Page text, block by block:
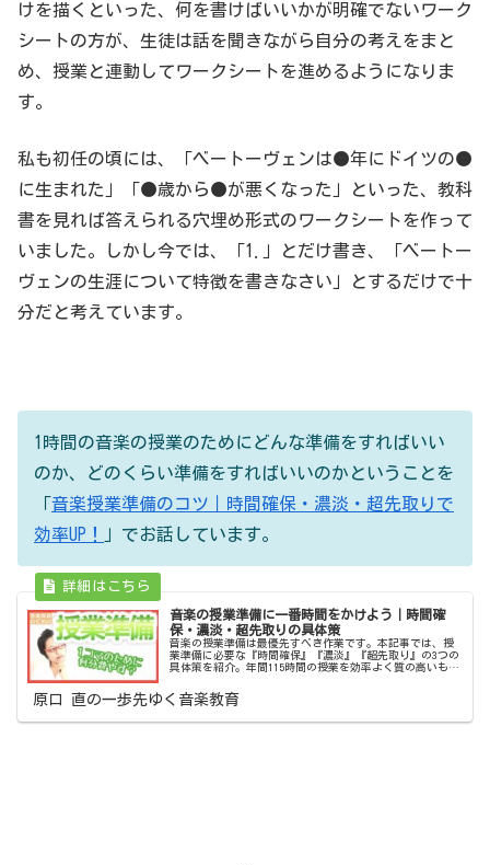
けを描くといった、何を書けばいいかが明確でないワーク
シートの方が、生徒は話を聞きながら自分の考えをまと
め、授業と連動してワークシートを進めるようになりま
す。
私も初任の頃には、「ベートーヴェンは●年にドイツの●
に生まれた」「●歳から●が悪くなった」といった、教科
書を見れば答えられる穴埋め形式のワークシートを作って
いました。しかし今では、「1.」とだけ書き、「ベートー
ヴェンの生涯について特徴を書きなさい」とするだけで十
分だと考えています。
1時間の音楽の授業のためにどんな準備をすればいい
のか、どのくらい準備をすればいいのかということを
「音楽授業準備のコツ｜時間確保・濃淡・超先取りで
効率UP！
」でお話しています。
音楽の授業準備に一番時間をかけよう｜時間確
保・濃淡・超先取りの具体策
音楽の授業準備は最優先すべき作業です。本記事では、授
業準備に必要な『時間確保』『濃淡』『超先取り』の3つの
具体策を紹介。年間115時間の授業を効率よく質の高いもの
原口 直の一歩先ゆく音楽教育